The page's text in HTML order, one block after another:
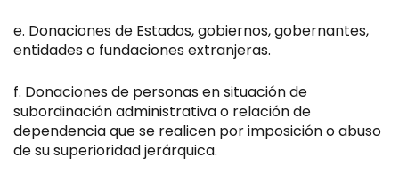
Donaciones de Estados, gobiernos, gobernantes,
entidades o fundaciones extranjeras.
Donaciones de personas en situación de
subordinación administrativa o relación de
dependencia que se realicen por imposición o abuso
de su superioridad jerárquica.